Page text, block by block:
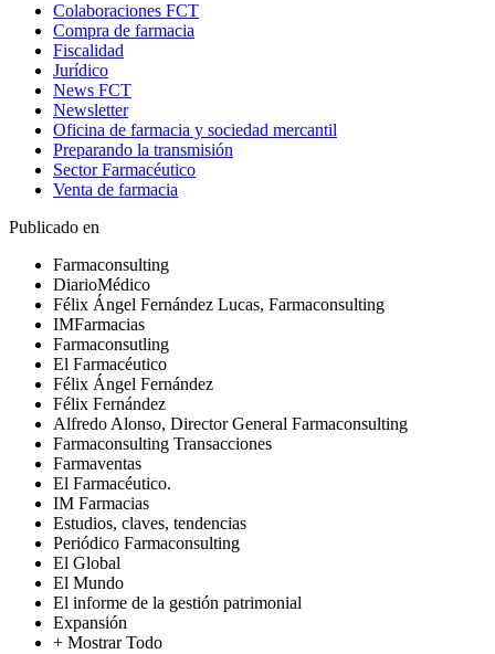
Colaboraciones FCT
Compra de farmacia
Fiscalidad
Jurídico
News FCT
Newsletter
Oficina de farmacia y sociedad mercantil
Preparando la transmisión
Sector Farmacéutico
Venta de farmacia
Publicado en
Farmaconsulting
DiarioMédico
Félix Ángel Fernández Lucas, Farmaconsulting
IMFarmacias
Farmaconsutling
El Farmacéutico
Félix Ángel Fernández
Félix Fernández
Alfredo Alonso, Director General Farmaconsulting
Farmaconsulting Transacciones
Farmaventas
El Farmacéutico.
IM Farmacias
Estudios, claves, tendencias
Periódico Farmaconsulting
El Global
El Mundo
El informe de la gestión patrimonial
Expansión
+ Mostrar Todo